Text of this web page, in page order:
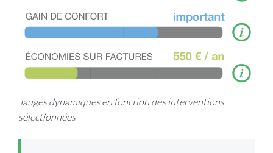
Jauges dynamiques en fonction des interventions
sélectionnées